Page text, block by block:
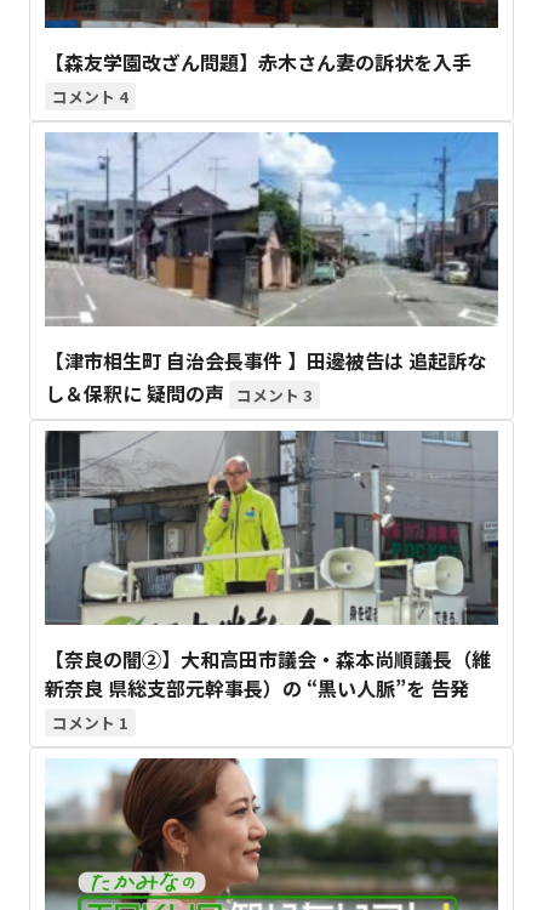
【森友学園改ざん問題】赤木さん妻の訴状を入手
4
【津市相生町 自治会長事件 】田邊被告は 追起訴な
し＆保釈に 疑問の声
3
【奈良の闇②】大和高田市議会・森本尚順議長（維
新奈良 県総支部元幹事長）の “黒い人脈”を 告発
1